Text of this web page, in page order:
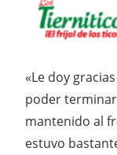
«Le doy
poder
mantenido al
estuvo